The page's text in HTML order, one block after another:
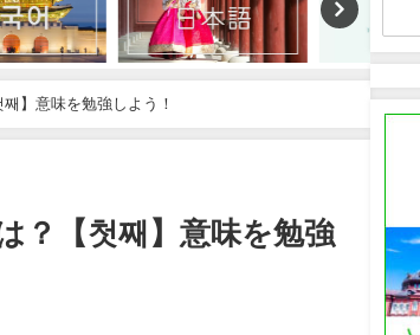
】意味を勉強しよう！
？【첫째】意味を勉強